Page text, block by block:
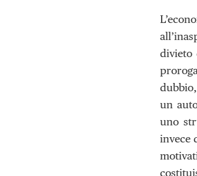
divieto
un
uno
invece